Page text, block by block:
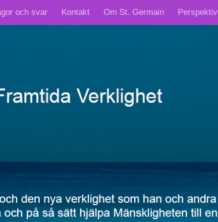
och svar Kontakt Om St. Germain Perspektiv